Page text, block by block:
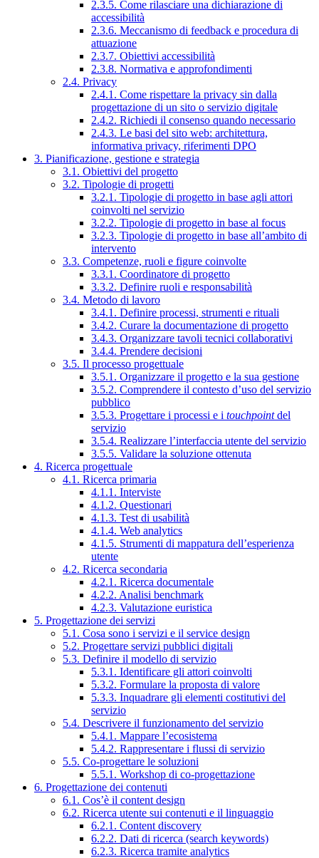
2.3.5. Come rilasciare una dichiarazione di
accessibilità
2.3.6. Meccanismo di feedback e procedura di
attuazione
2.3.7. Obiettivi accessibilità
2.3.8. Normativa e approfondimenti
2.4. Privacy
2.4.1. Come rispettare la privacy sin dalla
progettazione di un sito o servizio digitale
2.4.2. Richiedi il consenso quando necessario
2.4.3. Le basi del sito web: architettura,
informativa privacy, riferimenti DPO
3. Pianificazione, gestione e strategia
3.1. Obiettivi del progetto
3.2. Tipologie di progetti
3.2.1. Tipologie di progetto in base agli attori
coinvolti nel servizio
3.2.2. Tipologie di progetto in base al focus
3.2.3. Tipologie di progetto in base all’ambito di
intervento
3.3. Competenze, ruoli e figure coinvolte
3.3.1. Coordinatore di progetto
3.3.2. Definire ruoli e responsabilità
3.4. Metodo di lavoro
3.4.1. Definire processi, strumenti e rituali
3.4.2. Curare la documentazione di progetto
3.4.3. Organizzare tavoli tecnici collaborativi
3.4.4. Prendere decisioni
3.5. Il processo progettuale
3.5.1. Organizzare il progetto e la sua gestione
3.5.2. Comprendere il contesto d’uso del servizio
pubblico
3.5.3. Progettare i processi e i touchpointdel
servizio
3.5.4. Realizzare l’interfaccia utente del servizio
3.5.5. Validare la soluzione ottenuta
4. Ricerca progettuale
4.1. Ricerca primaria
4.1.1. Interviste
4.1.2. Questionari
4.1.3. Test di usabilità
4.1.4. Web analytics
4.1.5. Strumenti di mappatura dell’esperienza
utente
4.2. Ricerca secondaria
4.2.1. Ricerca documentale
4.2.2. Analisi benchmark
4.2.3. Valutazione euristica
5. Progettazione dei servizi
5.1. Cosa sono i servizi e il service design
5.2. Progettare servizi pubblici digitali
5.3. Definire il modello di servizio
5.3.1. Identificare gli attori coinvolti
5.3.2. Formulare la proposta di valore
5.3.3. Inquadrare gli elementi costitutivi del
servizio
5.4. Descrivere il funzionamento del servizio
5.4.1. Mappare l’ecosistema
5.4.2. Rappresentare i flussi di servizio
5.5. Co-progettare le soluzioni
5.5.1. Workshop di co-progettazione
6. Progettazione dei contenuti
6.1. Cos’è il content design
6.2. Ricerca utente sui contenuti e il linguaggio
6.2.1. Content discovery
6.2.2. Dati di ricerca (search keywords)
6.2.3. Ricerca tramite analytics